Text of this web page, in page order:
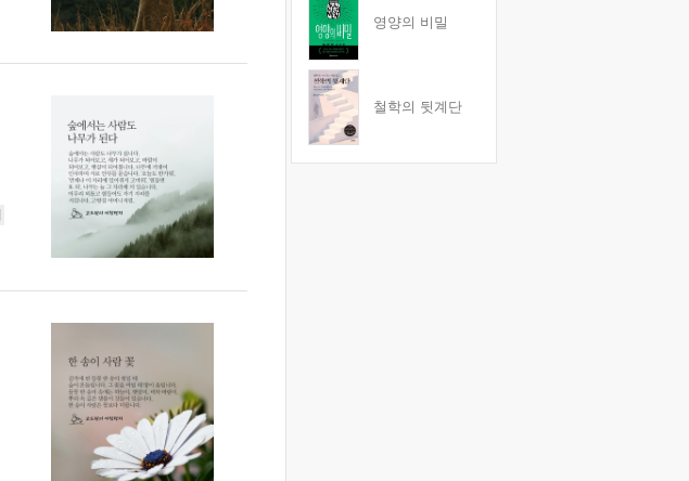
영양의 비밀
철학의 뒷계단